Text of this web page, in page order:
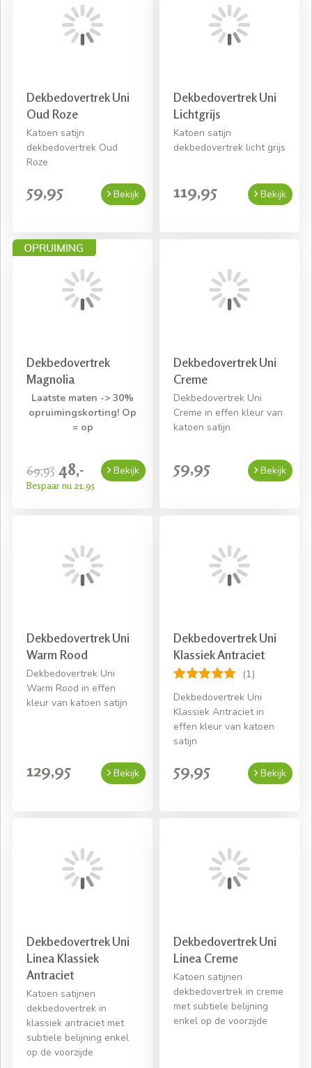
Dekbedovertrek Uni
Oud Roze
Katoen satijn
dekbedovertrek Oud
Roze
59,95 Bekijk
Dekbedovertrek Uni
Lichtgrijs
Katoen satijn
dekbedovertrek licht grijs
119,95 Bekijk
Dekbedovertrek
Magnolia
Laatste maten -> 30%
opruimingskorting! Op
= op
69,95 48,-
Bespaar nu 21,95
Bekijk
Dekbedovertrek Uni
Creme
Dekbedovertrek Uni
Creme in effen kleur van
katoen satijn
59,95 Bekijk
Dekbedovertrek Uni
Warm Rood
Dekbedovertrek Uni
Warm Rood in effen
kleur van katoen satijn
129,95 Bekijk
Dekbedovertrek Uni
Klassiek Antraciet
(1)
Dekbedovertrek Uni
Klassiek Antraciet in
effen kleur van katoen
satijn
59,95 Bekijk
Dekbedovertrek Uni
Linea Klassiek
Antraciet
Katoen satijnen
dekbedovertrek in
klassiek antraciet met
subtiele belijning enkel
op de voorzijde
Dekbedovertrek Uni
Linea Creme
Katoen satijnen
dekbedovertrek in creme
met subtiele belijning
enkel op de voorzijde